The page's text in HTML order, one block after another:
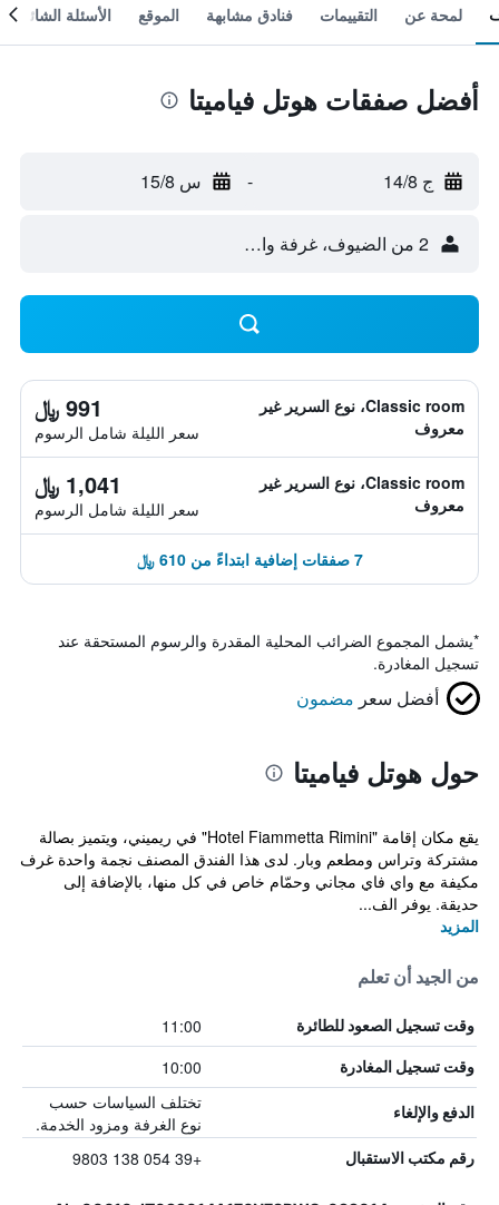
لمحة عن التقييمات فنادق مشابهة الموقع الأسئلة الشائعة
أفضل صفقات هوتل فياميتا
ج 14/8 - س 15/8
2 من الضيوف، غرفة واحدة
Classic room، نوع السرير غير
معروف
991 ﷼
سعر الليلة شامل الرسوم
Classic room، نوع السرير غير
معروف
1,041 ﷼
سعر الليلة شامل الرسوم
7 صفقات إضافية ابتداءً من 610 ﷼
*يشمل المجموع الضرائب المحلية المقدرة والرسوم المستحقة عند
تسجيل المغادرة.
أفضل سعر مضمون
حول هوتل فياميتا
يقع مكان إقامة "Hotel Fiammetta Rimini" في ريميني، ويتميز بصالة
مشتركة وتراس ومطعم وبار. لدى هذا الفندق المصنف نجمة واحدة غرف
مكيفة مع واي فاي مجاني وحمّام خاص في كل منها، بالإضافة إلى
حديقة. يوفر الف...
المزيد
من الجيد أن تعلم
وقت تسجيل الصعود للطائرة 11:00
وقت تسجيل المغادرة 10:00
الدفع والإلغاء
تختلف السياسات حسب
نوع الغرفة ومزود الخدمة.
رقم مكتب الاستقبال +39 054 138 9803